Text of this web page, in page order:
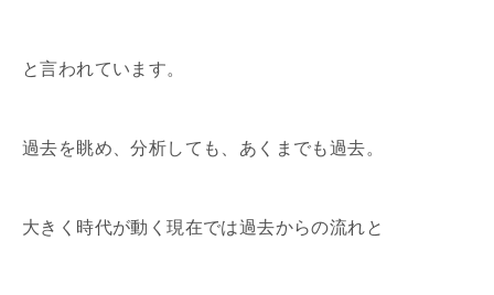
と言われています。
過去を眺め、分析しても、あくまでも過去。
大きく時代が動く現在では過去からの流れと